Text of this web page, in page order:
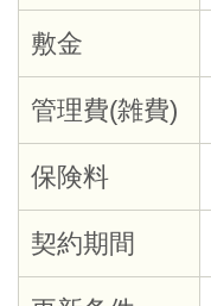
敷金
管理費(雑費)
保険料
契約期間